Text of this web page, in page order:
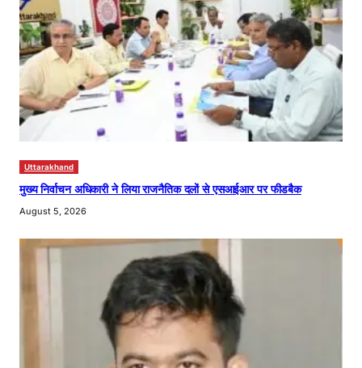
Uttarakhand
मुख्य निर्वाचन अधिकारी ने लिया राजनैतिक दलों से एसआईआर पर फीडबैक
August 5, 2026